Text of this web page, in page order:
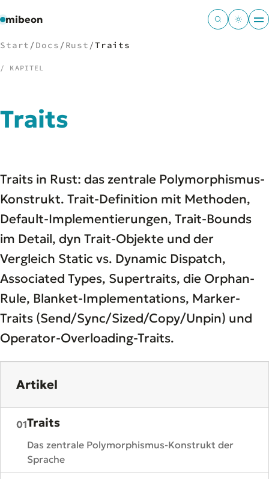
mibeon
Start
04 Leistungen
05Docs
06Tools
Welten
Start / Docs / Rust /Traits
/ KAPITEL
Traits
Traits in Rust: das zentrale Polymorphismus-
Konstrukt. Trait-Definition mit Methoden,
Default-Implementierungen, Trait-Bounds
im Detail, dyn Trait-Objekte und der
Vergleich Static vs. Dynamic Dispatch,
Associated Types, Supertraits, die Orphan-
Rule, Blanket-Implementations, Marker-
Traits (Send/Sync/Sized/Copy/Unpin) und
Operator-Overloading-Traits.
Artikel
01Traits
Das zentrale Polymorphismus-Konstrukt der
Sprache